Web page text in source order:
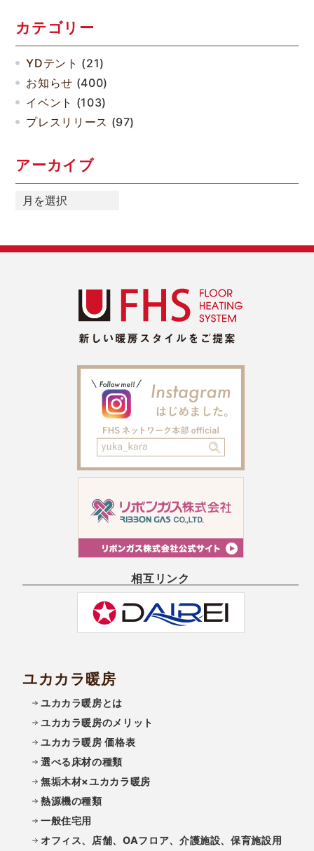
カテゴリー
YDテント (21)
お知らせ (400)
イベント (103)
プレスリリース (97)
アーカイブ
ア
ー
ブ
相互リンク
ユカカラ暖房
ユカカラ暖房とは
ユカカラ暖房のメリット
ユカカラ暖房 価格表
選べる床材の種類
無垢木材×ユカカラ暖房
熱源機の種類
一般住宅用
オフィス、店舗、OAフロア、介護施設、保育施設用